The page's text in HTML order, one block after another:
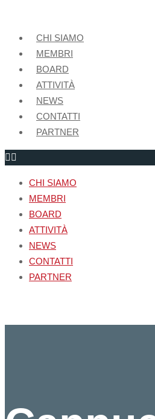
CHI SIAMO
MEMBRI
BOARD
ATTIVITÀ
NEWS
CONTATTI
PARTNER
CHI SIAMO
MEMBRI
BOARD
ATTIVITÀ
NEWS
CONTATTI
PARTNER